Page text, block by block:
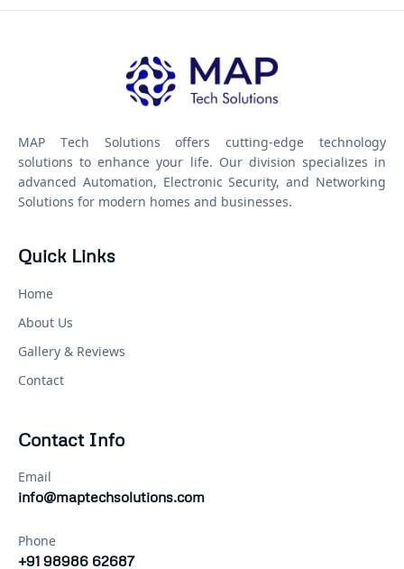
MAP Tech Solutions offers cutting-edge technology
solutions to enhance your life. Our division specializes in
advanced Automation, Electronic Security, and Networking
Solutions for modern homes and businesses.
Quick Links
Home
About Us
Gallery & Reviews
Contact
Contact Info
Email
info@maptechsolutions.com
Phone
+91 98986 62687